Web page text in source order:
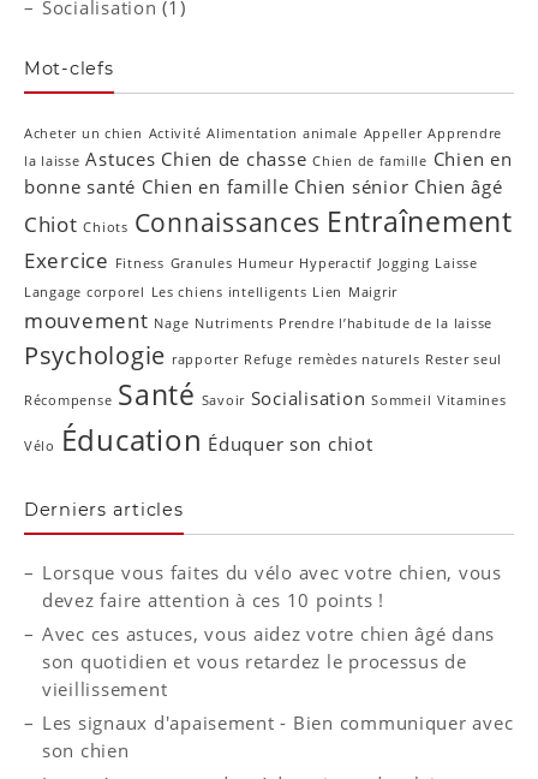
Socialisation (1)
Mot-clefs
Acheter un chien Activité Alimentation animale Appeller Apprendre
la laisse Astuces Chien de chasse Chien de famille Chien en
bonne santé Chien en famille Chien sénior Chien âgé
Chiot Chiots Connaissances Entraînement
Exercice Fitness Granules Humeur Hyperactif Jogging Laisse
Langage corporel Les chiens intelligents Lien Maigrir
mouvement Nage Nutriments Prendre l’habitude de la laisse
Psychologie rapporter Refuge remèdes naturels Rester seul
Récompense Santé Savoir Socialisation Sommeil Vitamines
Vélo Éducation Éduquer son chiot
Derniers articles
Lorsque vous faites du vélo avec votre chien, vous
devez faire attention à ces 10 points !
Avec ces astuces, vous aidez votre chien âgé dans
son quotidien et vous retardez le processus de
vieillissement
Les signaux d'apaisement - Bien communiquer avec
son chien